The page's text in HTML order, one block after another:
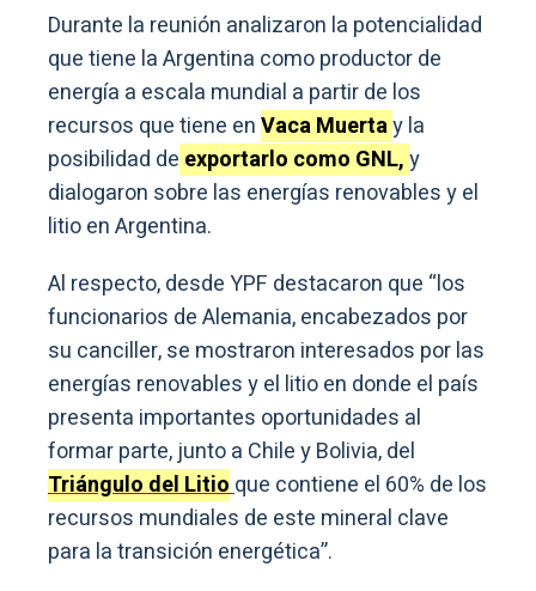
Durante la reunión analizaron la potencialidad
que tiene la Argentina como productor de
energía a escala mundial a partir de los
recursos que tiene enVaca Muertay la
posibilidad de exportarlo como GNL,y
dialogaron sobre las energías renovables y el
litio en Argentina.
Al respecto, desde YPF destacaron que “los
funcionarios de Alemania, encabezados por
su canciller, se mostraron interesados por las
energías renovables y el litio en donde el país
presenta importantes oportunidades al
formar parte, junto a Chile y Bolivia, del
Triángulo del Litioque contiene el 60% de los
recursos mundiales de este mineral clave
para la transición energética”.